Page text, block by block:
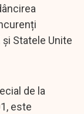
Statele Unite
de la
este